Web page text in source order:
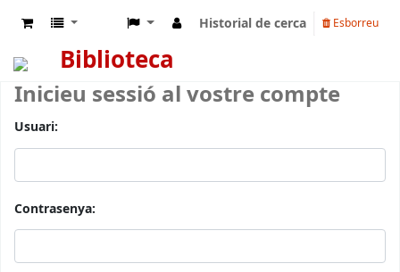
Historial de cerca Esborreu
Biblioteca
Inicieu sessió al vostre compte
Usuari:
Contrasenya: